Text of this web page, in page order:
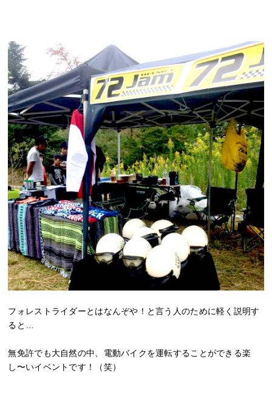
フォレストライダーとはなんぞや！と言う人のために軽く説明す
ると…
無免許でも大自然の中、電動バイクを運転することができる楽
し〜いイベントです！（笑）